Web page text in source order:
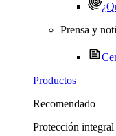
Prensa y
Productos
Recomendado
Protección integral